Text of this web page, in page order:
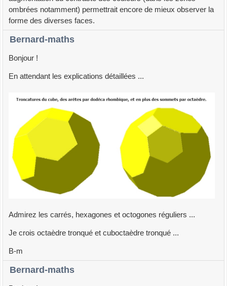
ombrées notamment) permettrait encore de mieux observer la
forme des diverses faces.
Bernard-maths
Bonjour !
En attendant les explications détaillées ...
Admirez les carrés, hexagones et octogones réguliers ...
Je crois octaèdre tronqué et cuboctaèdre tronqué ...
B-m
Bernard-maths